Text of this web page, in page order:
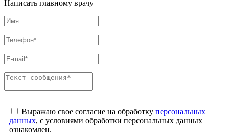
Написать главному врачу
Выражаю свое согласие на обработку персональных
данных, с условиями обработки персональных данных
ознакомлен.